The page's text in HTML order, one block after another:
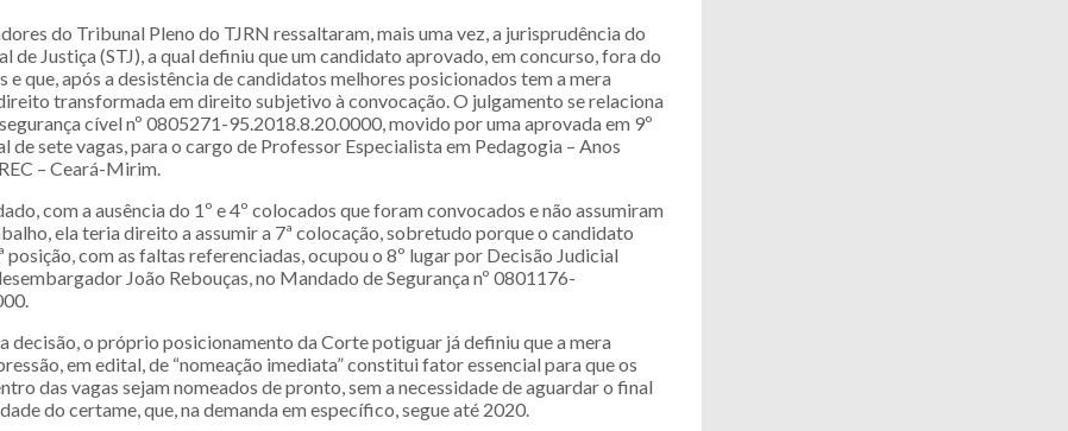
do Tribunal Pleno do TJRN ressaltaram, mais uma vez, a jurisprudência do
de Justiça (STJ), a qual definiu que um candidato aprovado, em concurso, fora do
e que, após a desistência de candidatos melhores posicionados tem a mera
transformada em direito subjetivo à convocação. O julgamento se relaciona
cível nº 0805271-95.2018.8.20.0000, movido por uma aprovada em 9º
de sete vagas, para o cargo de Professor Especialista em Pedagogia – Anos
– Ceará-Mirim.
com a ausência do 1º e 4º colocados que foram convocados e não assumiram
ela teria direito a assumir a 7ª colocação, sobretudo porque o candidato
posição, com as faltas referenciadas, ocupou o 8º lugar por Decisão Judicial
João Rebouças, no Mandado de Segurança nº 0801176-
decisão, o próprio posicionamento da Corte potiguar já definiu que a mera
em edital, de “nomeação imediata” constitui fator essencial para que os
das vagas sejam nomeados de pronto, sem a necessidade de aguardar o final
do certame, que, na demanda em específico, segue até 2020.